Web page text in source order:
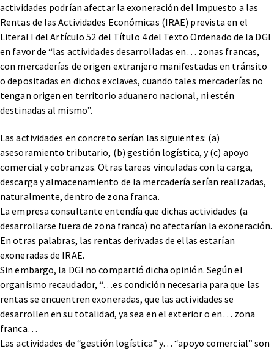
actividades podrían afectar la exoneración del Impuesto a las
Rentas de las Actividades Económicas (IRAE) prevista en el
Literal I del Artículo 52 del Título 4 del Texto Ordenado de la DGI
en favor de “las actividades desarrolladas en… zonas francas,
con mercaderías de origen extranjero manifestadas en tránsito
o depositadas en dichos exclaves, cuando tales mercaderías no
tengan origen en territorio aduanero nacional, ni estén
destinadas al mismo”.
Las actividades en concreto serían las siguientes: (a)
asesoramiento tributario, (b) gestión logística, y (c) apoyo
comercial y cobranzas. Otras tareas vinculadas con la carga,
descarga y almacenamiento de la mercadería serían realizadas,
naturalmente, dentro de zona franca.
La empresa consultante entendía que dichas actividades (a
desarrollarse fuera de zona franca) no afectarían la exoneración.
En otras palabras, las rentas derivadas de ellas estarían
exoneradas de IRAE.
Sin embargo, la DGI no compartió dicha opinión. Según el
organismo recaudador, “…es condición necesaria para que las
rentas se encuentren exoneradas, que las actividades se
desarrollen en su totalidad, ya sea en el exterior o en… zona
franca…
Las actividades de “gestión logística” y… “apoyo comercial” son